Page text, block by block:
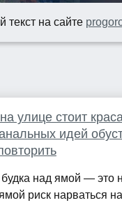
текст на сайте
улице стоит
идей
над ямой — это
риск нарваться